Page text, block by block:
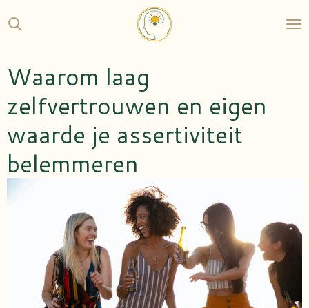
direct
hoofdinhoud
Waarom laag
zelfvertrouwen en eigen
waarde je assertiviteit
belemmeren